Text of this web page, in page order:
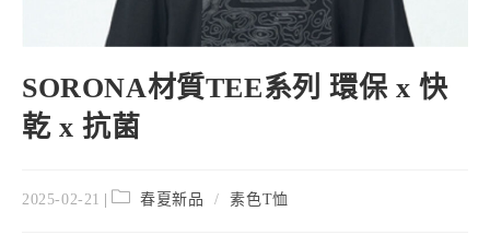
SORONA材質TEE系列 環保 x 快
乾 x 抗菌
2025-02-21 春夏新品 / 素色T恤